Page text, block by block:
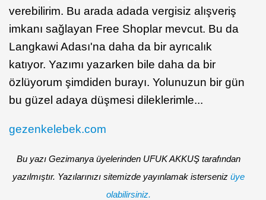
verebilirim. Bu arada adada vergisiz alışveriş
imkanı sağlayan Free Shoplar mevcut. Bu da
Langkawi Adası'na daha da bir ayrıcalık
katıyor. Yazımı yazarken bile daha da bir
özlüyorum şimdiden burayı. Yolunuzun bir gün
bu güzel adaya düşmesi dileklerimle...
gezenkelebek.com
Bu yazı Gezimanya üyelerinden UFUK AKKUŞ tarafından
yazılmıştır. Yazılarınızı sitemizde yayınlamak isterseniz üye
olabilirsiniz.